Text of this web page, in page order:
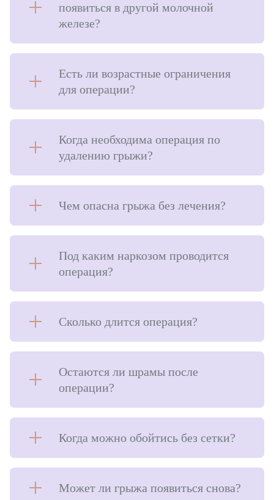
Лазерная хирургия
Лазерное лечение храпа
Амбулаторное отделение
Терапевтическое отделение
Гинекология
Стационарная гинекология
Ведение беременности
Урология
ЛОР-отделение
появиться в другой молочной
железе?
Есть ли возрастные ограничения
для операции?
Когда необходима операция по
удалению грыжи?
Чем опасна грыжа без лечения?
Под каким наркозом проводится
операция?
Сколько длится операция?
Остаются ли шрамы после
операции?
Когда можно обойтись без сетки?
Может ли грыжа появиться снова?